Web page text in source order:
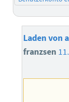
Laden von
franzsen